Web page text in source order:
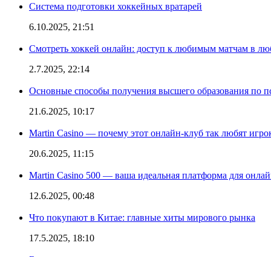
Система подготовки хоккейных вратарей
6.10.2025, 21:51
Смотреть хоккей онлайн: доступ к любимым матчам в
2.7.2025, 22:14
Основные способы получения высшего образования по
21.6.2025, 10:17
Martin Casino — почему этот онлайн-клуб так любят
20.6.2025, 11:15
Martin Casino 500 — ваша идеальная платформа для
12.6.2025, 00:48
Что покупают в Китае: главные хиты мирового рынка
17.5.2025, 18:10